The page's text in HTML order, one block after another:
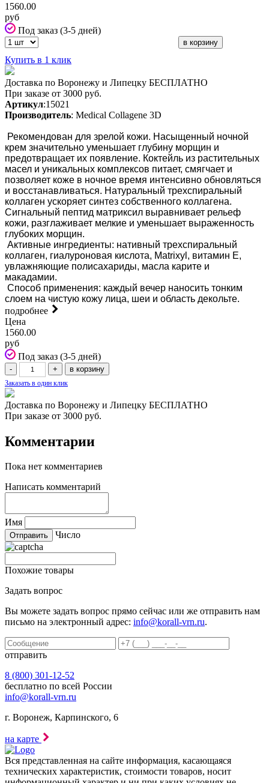
1560.00
руб
Под заказ (3-5 дней)
Купить в 1 клик
Доставка по Воронежу и Липецку БЕСПЛАТНО
При заказе от 3000 руб.
Артикул:15021
Производитель: Medical Collagene 3D
Рекомендован для зрелой кожи. Насыщенный ночной
крем значительно уменьшает глубину морщин и
предотвращает их появление. Коктейль из растительных
масел и уникальных комплексов питает, смягчает и
позволяет коже в ночное время интенсивно обновляться
и восстанавливаться. Натуральный трехспиральный
коллаген ускоряет синтез собственного коллагена.
Сигнальный пептид матриксил выравнивает рельеф
кожи, разглаживает мелкие и уменьшает выраженность
глубоких морщин.
Активные ингредиенты: нативный трехспиральный
коллаген, гиалуроновая кислота, Matrixyl, витамин Е,
увлажняющие полисахариды, масла карите и
макадамии.
Способ применения: каждый вечер наносить тонким
слоем на чистую кожу лица, шеи и область декольте.
подробнее
Цена
1560.00
руб
Под заказ (3-5 дней)
Заказать в один клик
Доставка по Воронежу и Липецку БЕСПЛАТНО
При заказе от 3000 руб.
Комментарии
Пока нет комментариев
Написать комментарий
Имя
Число
Похожие товары
Задать вопрос
Вы можете задать вопрос прямо сейчас или же отправить нам
письмо на электронный адрес: info@korall-vrn.ru.
отправить
8 (800) 301-12-52
бесплатно по всей России
info@korall-vrn.ru
г. Воронеж, Карпинского, 6
на карте
Вся представленная на сайте информация, касающаяся
технических характеристик, стоимости товаров, носит